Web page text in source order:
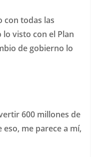
con todas las
visto con el Plan
de gobierno lo
600 millones de
me parece a mí,